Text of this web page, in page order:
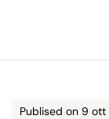
Publised on 9